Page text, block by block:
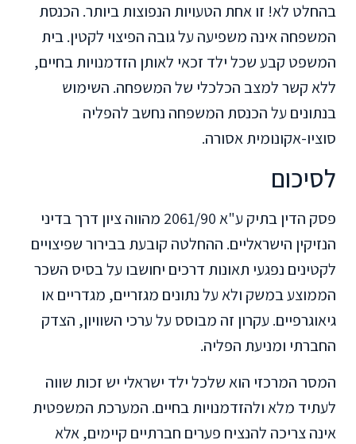
בהחלט לא! זו אחת הטעויות הנפוצות ביותר. הכנסת
המשפחה אינה משפיעה על גובה הפיצוי לקטין. בית
המשפט קבע שכל ילד זכאי לאותן הזדמנויות בחיים,
ללא קשר למצב הכלכלי של המשפחה. השימוש
בנתונים על הכנסת המשפחה נחשב להפליה
סוציו-אקונומית אסורה.
לסיכום
פסק הדין בתיק ע"א 2061/90 מהווה ציון דרך בדיני
הנזיקין הישראליים. ההחלטה קובעת בבירור שפיצויים
לקטינים נפגעי תאונות דרכים יחושבו על בסיס השכר
הממוצע במשק ולא על נתונים מגזריים, מגדריים או
גיאוגרפיים. עקרון זה מבוסס על ערכי השוויון, הצדק
החברתי ומניעת הפליה.
המסר המרכזי הוא שלכל ילד ישראלי יש זכות שווה
לעתיד מלא ולהזדמנויות בחיים. המערכת המשפטית
אינה צריכה להנציח פערים חברתיים קיימים, אלא